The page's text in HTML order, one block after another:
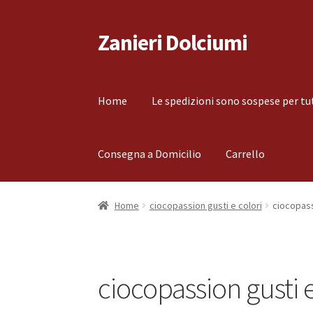
Vai
alla
Vai
al
Zanieri Dolciumi
Home Le spedizioni sono sospese per
Consegna a Domicilio Carrello
Home Carrello Cassa Condizioni di vendita
Home ciocopassion gusti e colori
ciocopassion gusti